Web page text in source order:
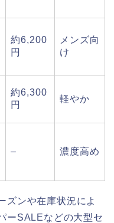
約6,200
円
メンズ向
け
約6,300
円
軽やか
– 濃度高め
ズンや在庫状況によ
ーSALEなどの大型セ